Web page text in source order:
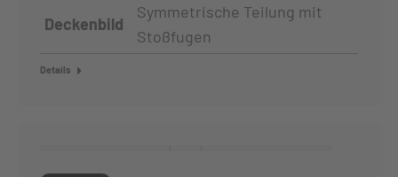
Deckenbild
Symmetrische Teilung mit
Stoßfugen
Details